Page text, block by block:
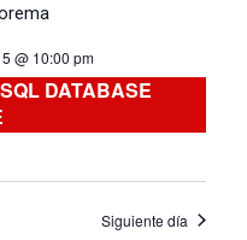
y
vistas
de
@ 10:00 pm
DATABASE
Siguiente día